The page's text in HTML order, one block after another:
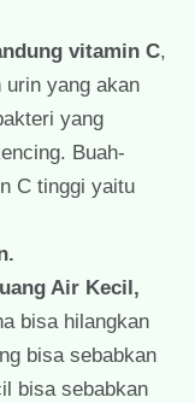
vitamin C,
urin yang akan
yang
Buah-
C tinggi yaitu
Air Kecil,
bisa hilangkan
bisa sebabkan
bisa sebabkan